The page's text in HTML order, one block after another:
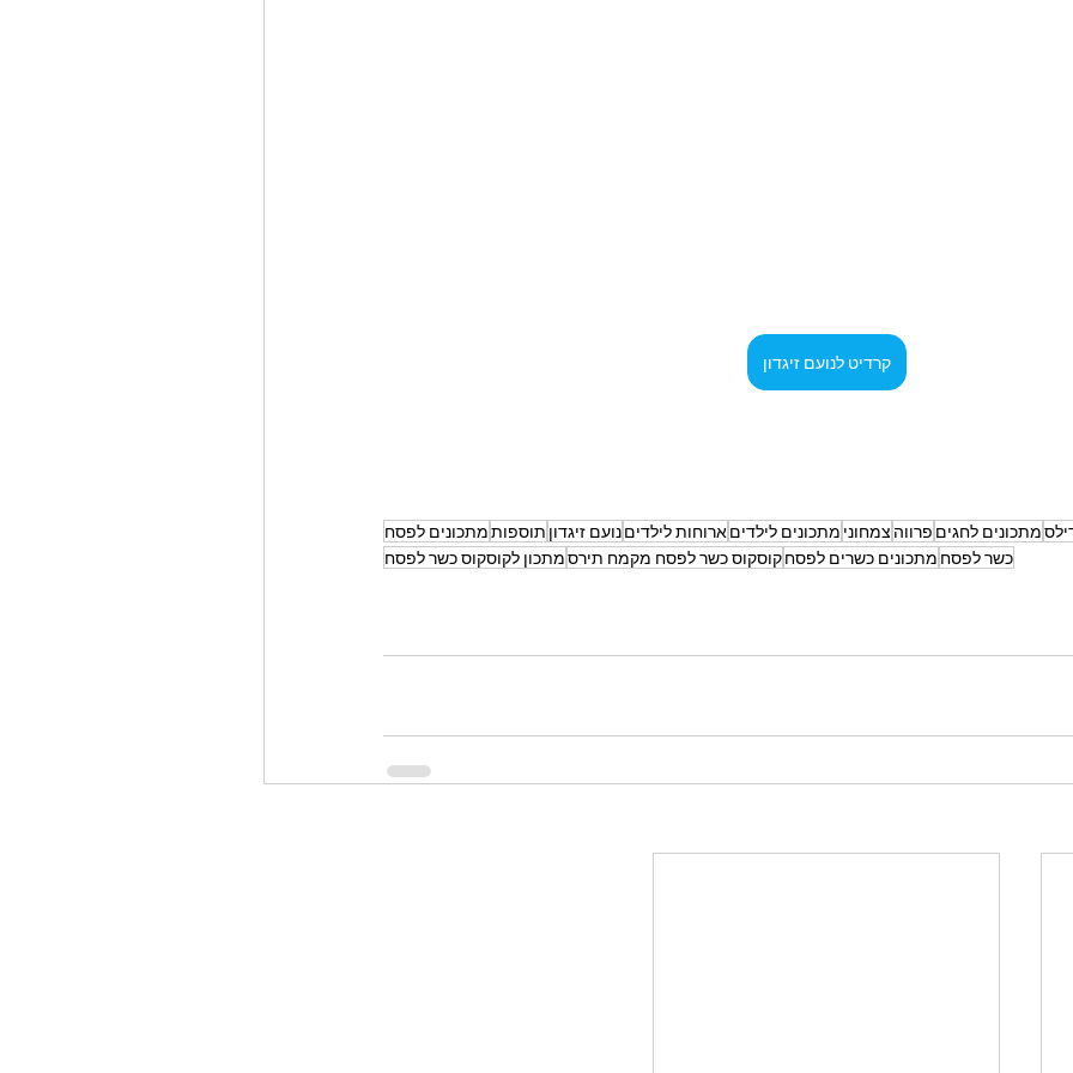
קרדיט לנועם זיגדון
מתכונים לחגים פרווה צמחוני מתכונים לילדיםארוחות לילדיםנועם זיגדון תוספותמתכונים לפסח
כשר לפסח מתכונים כשרים לפסחקוסקוס כשר לפסח מקמח תירסמתכון לקוסקוס כשר לפסח